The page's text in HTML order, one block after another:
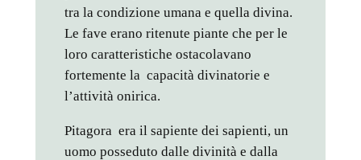
tra la condizione umana e quella divina.
Le fave erano ritenute piante che per le
loro caratteristiche ostacolavano
fortemente la capacità divinatorie e
l’attività onirica.
Pitagora era il sapiente dei sapienti, un
uomo posseduto dalle divinità e dalla